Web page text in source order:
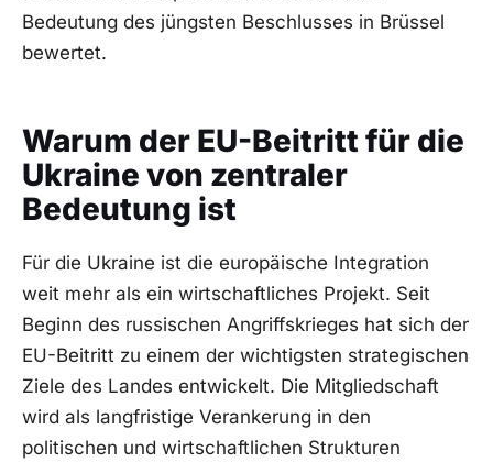
Bedeutung des jüngsten Beschlusses in Brüssel
bewertet.
Warum der EU-Beitritt für die
Ukraine von zentraler
Bedeutung ist
Für die Ukraine ist die europäische Integration
weit mehr als ein wirtschaftliches Projekt. Seit
Beginn des russischen Angriffskrieges hat sich der
EU-Beitritt zu einem der wichtigsten strategischen
Ziele des Landes entwickelt. Die Mitgliedschaft
wird als langfristige Verankerung in den
politischen und wirtschaftlichen Strukturen